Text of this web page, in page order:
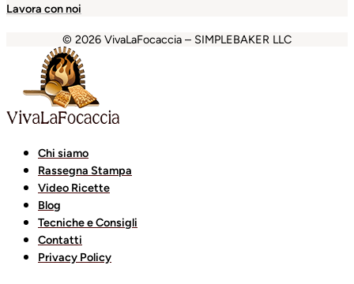
Lavora con noi
© 2026 VivaLaFocaccia – SIMPLEBAKER LLC
holiganbetHoliganbet
Chi siamo
Rassegna Stampa
Video Ricette
Blog
Tecniche e Consigli
Contatti
Privacy Policy